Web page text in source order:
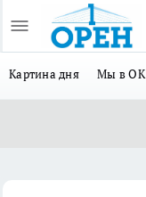
Картина дня Мы в ОК